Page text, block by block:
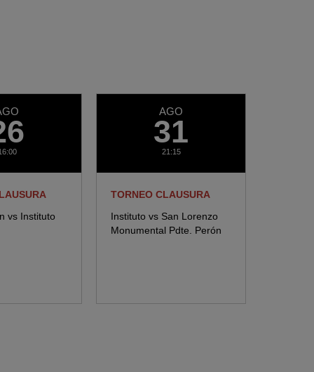
vs Instituto
AGO
31
21:15
TORNEO CLAUSURA
Instituto vs San Lorenzo
Monumental Pdte. Perón